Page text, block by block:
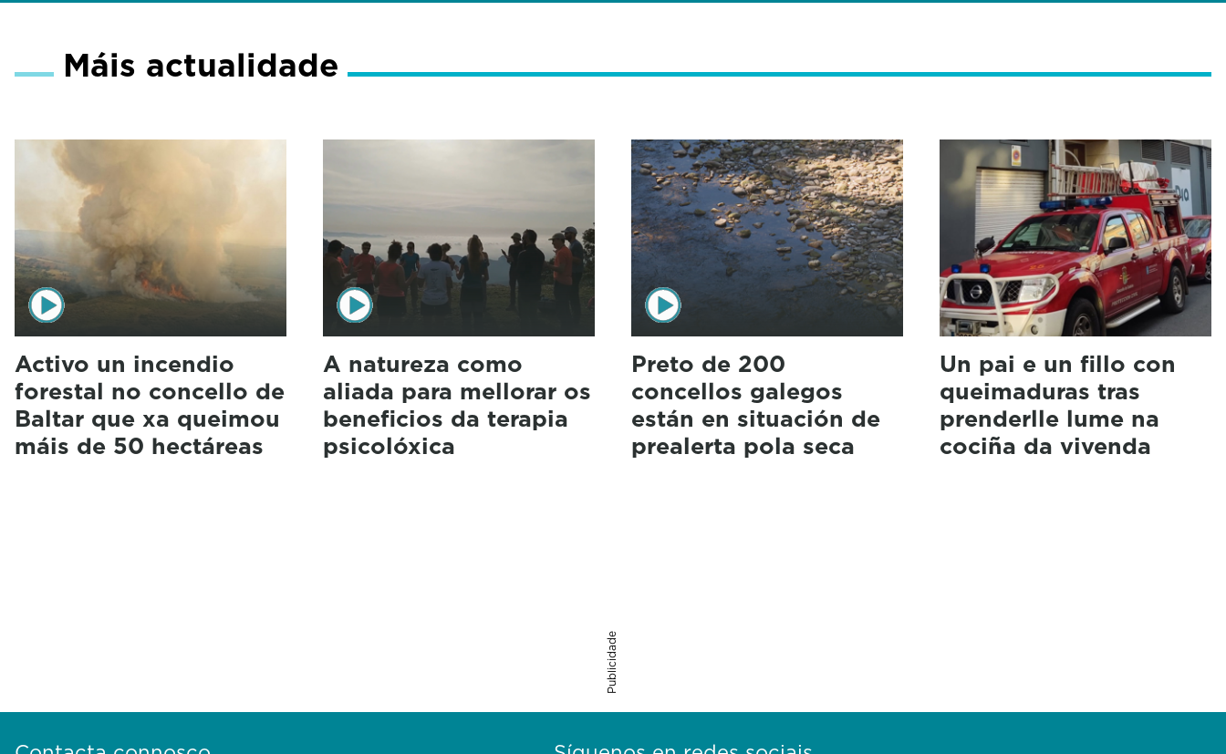
Máis actualidade
Activo un incendio
forestal no concello de
Baltar que xa queimou
máis de 50 hectáreas
A natureza como
aliada para mellorar os
beneficios da terapia
psicolóxica
Preto de 200
concellos galegos
están en situación de
prealerta pola seca
Un pai e un fillo con
queimaduras tras
prenderlle lume na
cociña da vivenda
Publicidade